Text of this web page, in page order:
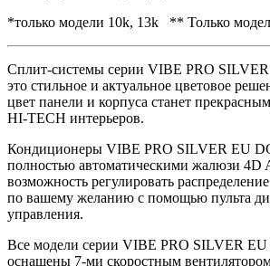
*только модели 10k, 13k ** Только
Сплит-системы серии VIBE PRO
это cтильное и актуальное цветовое
цвет панели и корпуса станет
HI-TECH интерьеров.
Кондиционеры VIBE PRO SILVER EU
полностью автоматическими жалюзи 4D
возможность регулировать
по вашему желанию с помощью пульта
управления.
Все модели серии VIBE PRO SILVER EU
оснащены 7-ми скоростным